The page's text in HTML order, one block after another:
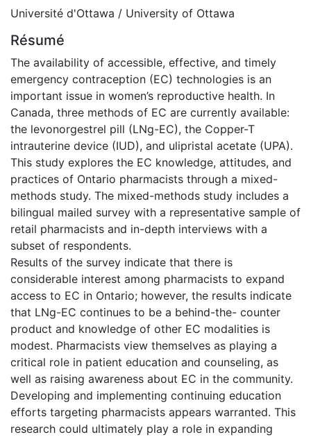
Université d'Ottawa / University of Ottawa
Résumé
The availability of accessible, effective, and timely
emergency contraception (EC) technologies is an
important issue in women’s reproductive health. In
Canada, three methods of EC are currently available:
the levonorgestrel pill (LNg-EC), the Copper-T
intrauterine device (IUD), and ulipristal acetate (UPA).
This study explores the EC knowledge, attitudes, and
practices of Ontario pharmacists through a mixed-
methods study. The mixed-methods study includes a
bilingual mailed survey with a representative sample of
retail pharmacists and in-depth interviews with a
subset of respondents.
Results of the survey indicate that there is
considerable interest among pharmacists to expand
access to EC in Ontario; however, the results indicate
that LNg-EC continues to be a behind-the- counter
product and knowledge of other EC modalities is
modest. Pharmacists view themselves as playing a
critical role in patient education and counseling, as
well as raising awareness about EC in the community.
Developing and implementing continuing education
efforts targeting pharmacists appears warranted. This
research could ultimately play a role in expanding